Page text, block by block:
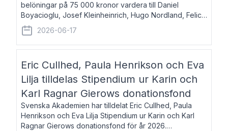
belöningar på 75 000 kronor vardera till Daniel
Boyacioglu, Josef Kleinheinrich, Hugo Nordland, Felicia
Stenroth och Svante Strandberg. Daniel Boyacioglu,
född 1981, är poet och scenartist. Josef
2026-06-17
Eric Cullhed, Paula Henrikson och Eva
Lilja tilldelas Stipendium ur Karin och
Karl Ragnar Gierows donationsfond
Svenska Akademien har tilldelat Eric Cullhed, Paula
Henrikson och Eva Lilja Stipendium ur Karin och Karl
Ragnar Gierows donationsfond för år 2026.